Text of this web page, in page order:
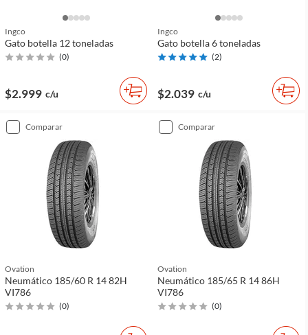
Ingco
Gato botella 12 toneladas
(0)
$2.999 c/u
Ingco
Gato botella 6 toneladas
(2)
$2.039 c/u
comparar
Ovation
Neumático 185/60 R 14 82H
VI786
(0)
comparar
Ovation
Neumático 185/65 R 14 86H
VI786
(0)